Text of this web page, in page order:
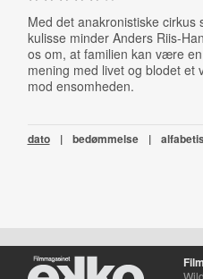
Med det anakronistiske cirkus
kulisse minder Anders Riis-
os om, at familien kan være en
mening med livet og blodet et
mod ensomheden.
dato | bedømmelse |